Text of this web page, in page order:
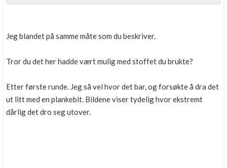
Jeg blandet på samme måte som du beskriver.
Tror du det her hadde vært mulig med stoffet du brukte?
Etter første runde. Jeg så vel hvor det bar, og forsøkte å dra det
ut litt med en plankebit. Bildene viser tydelig hvor ekstremt
dårlig det dro seg utover.